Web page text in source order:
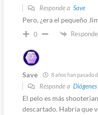
Responde a Save
Pero, ¿era el pequeño
0
Save 8 años han pasado
Responde a
El pelo es más
descartado. Habría que